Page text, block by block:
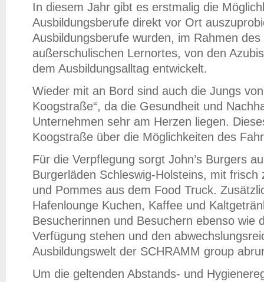
In diesem Jahr gibt es erstmalig die
Ausbildungsberufe direkt vor Ort
Ausbildungsberufe wurden, im Rahmen
außerschulischen Lernortes, von den
dem Ausbildungsalltag entwickelt.
Wieder mit an Bord sind auch die Jungs
Koogstraße“, da die Gesundheit und
Unternehmen sehr am Herzen liegen.
Koogstraße über die Möglichkeiten des
Für die Verpflegung sorgt John’s Burgers
Burgerläden Schleswig-Holsteins, mit frisch
und Pommes aus dem Food Truck.
Hafenlounge Kuchen, Kaffee und
Besucherinnen und Besuchern ebenso wie
Verfügung stehen und den
Ausbildungswelt der SCHRAMM group
Um die geltenden Abstands- und